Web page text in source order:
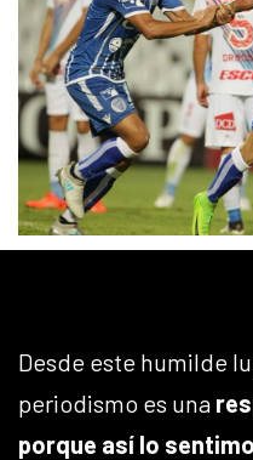
Desde este humilde
periodismo es una
porque así lo